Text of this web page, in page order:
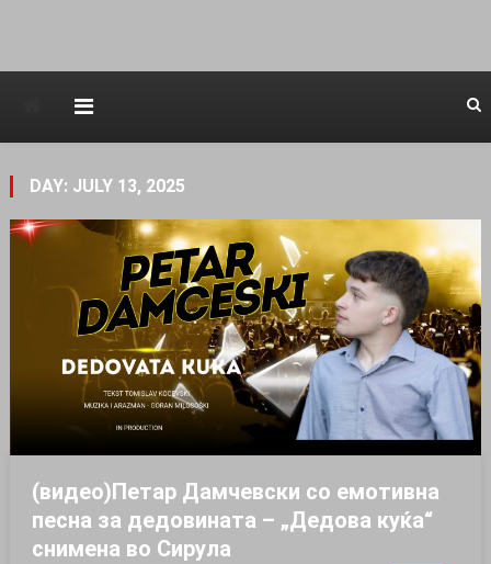
DAY: JULY 13, 2025
(видео)Петар Дамчевски со емотивна
песна за дедовината – „Дедова куќа“
снимена во Сирула